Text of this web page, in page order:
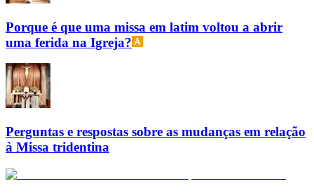
Porque é que uma missa em latim voltou a abrir
uma ferida na Igreja?
Perguntas e respostas sobre as mudanças em relação
à Missa tridentina